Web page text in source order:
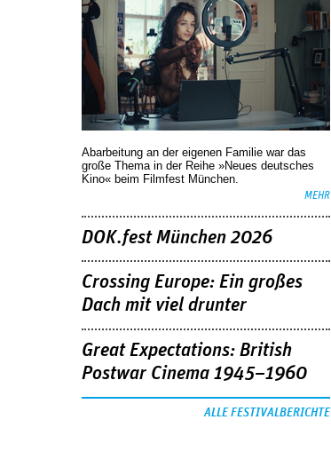
Abarbeitung an der eigenen Familie war das
große Thema in der Reihe »Neues deutsches
Kino« beim Filmfest München.
MEHR
DOK.fest München 2026
Crossing Europe: Ein großes
Dach mit viel drunter
Great Expectations: British
Postwar Cinema 1945–1960
ALLE FESTIVALBERICHTE